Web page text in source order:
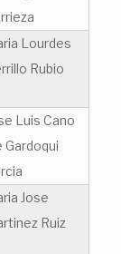
Lourdes
Rubio
Luis Cano
Gardoqui
Jose
Ruiz